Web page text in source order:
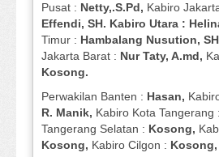
Pusat : Netty,.S.Pd, Kabiro
Effendi, SH. Kabiro Utara :
Timur : Hambalang Nusution,
Jakarta Barat : Nur Taty, A.md,
Kosong.
Perwakilan Banten : Hasan,
R. Manik, Kabiro Kota Tangerang :
Tangerang Selatan : Kosong,
Kosong, Kabiro Cilgon : Kosong,